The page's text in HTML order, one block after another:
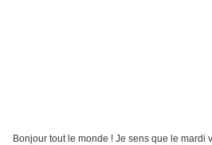
Bonjour tout le monde ! Je sens que le mardi